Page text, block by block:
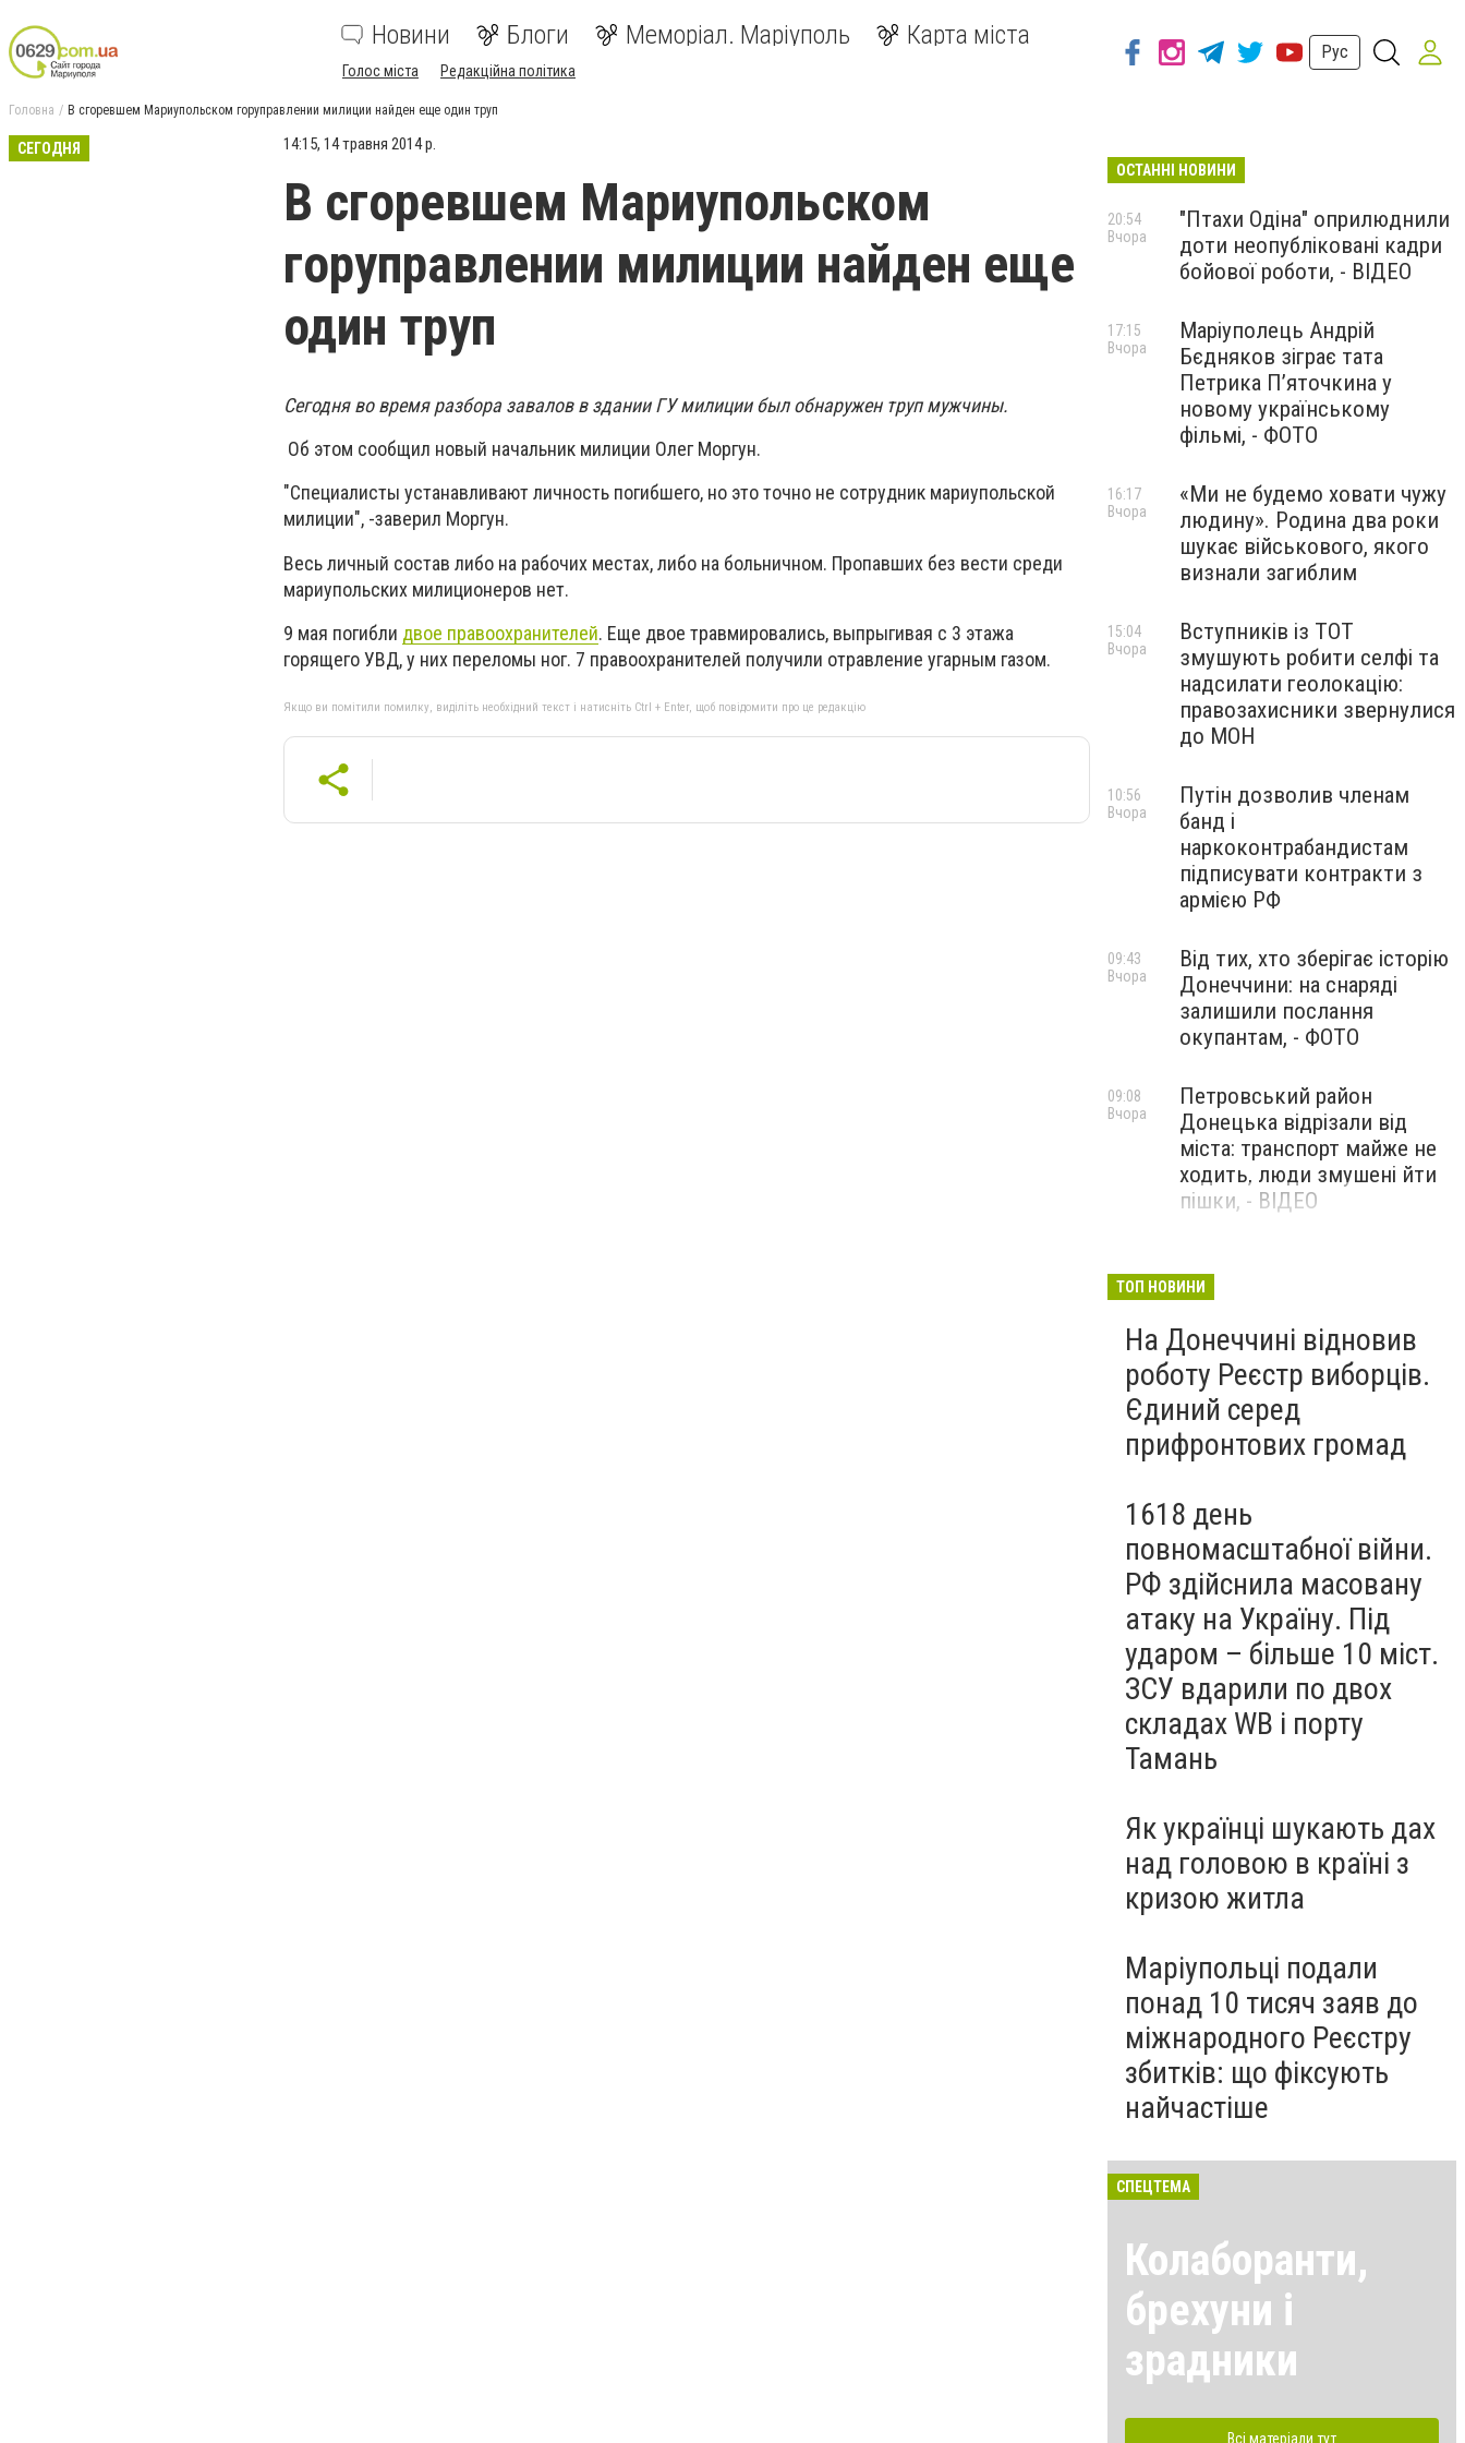
Новини Блоги Меморіал. Маріуполь Карта міста
Голос міста Редакційна політика
Рус
Головна В сгоревшем Мариупольском горуправлении милиции найден еще один труп
СЕГОДНЯ 14:15, 14 травня 2014 р.
В сгоревшем Мариупольском
горуправлении милиции найден еще
один труп
Сегодня во время разбора завалов в здании ГУ милиции был обнаружен труп мужчины.
Об этом сообщил новый начальник милиции Олег Моргун.
"Специалисты устанавливают личность погибшего, но это точно не сотрудник мариупольской
милиции", -заверил Моргун.
Весь личный состав либо на рабочих местах, либо на больничном. Пропавших без вести среди
мариупольских милиционеров нет.
9 мая погибли двое правоохранителей. Еще двое травмировались, выпрыгивая с 3 этажа
горящего УВД, у них переломы ног. 7 правоохранителей получили отравление угарным газом.
Якщо ви помітили помилку, виділіть необхідний текст і натисніть Ctrl + Enter, щоб повідомити про це редакцію
ОСТАННІ НОВИНИ
"Птахи Одіна" оприлюднили
доти неопубліковані кадри
бойової роботи, - ВІДЕО
20:54
Вчора
Маріуполець Андрій
Бєдняков зіграє тата
Петрика П’яточкина у
новому українському
фільмі, - ФОТО
17:15
Вчора
«Ми не будемо ховати чужу
людину». Родина два роки
шукає військового, якого
визнали загиблим
16:17
Вчора
Вступників із ТОТ
змушують робити селфі та
надсилати геолокацію:
правозахисники звернулися
до МОН
15:04
Вчора
Путін дозволив членам
банд і
наркоконтрабандистам
підписувати контракти з
армією РФ
10:56
Вчора
Від тих, хто зберігає історію
Донеччини: на снаряді
залишили послання
окупантам, - ФОТО
09:43
Вчора
Петровський район
Донецька відрізали від
міста: транспорт майже не
ходить, люди змушені йти
пішки, - ВІДЕО
09:08
Вчора
війни. РФ вдарила
столиці. 15 людей загинули.
В Росії палають
енергопідстанції та
черговий WB
Вчора
ТОП НОВИНИ
На Донеччині відновив
роботу Реєстр виборців.
Єдиний серед
прифронтових громад
1618 день
повномасштабної війни.
РФ здійснила масовану
атаку на Україну. Під
ударом – більше 10 міст.
ЗСУ вдарили по двох
складах WB і порту
Тамань
Як українці шукають дах
над головою в країні з
кризою житла
Маріупольці подали
понад 10 тисяч заяв до
міжнародного Реєстру
збитків: що фіксують
найчастіше
СПЕЦТЕМА
Колаборанти,
брехуни і
зрадники
Всі матеріали тут